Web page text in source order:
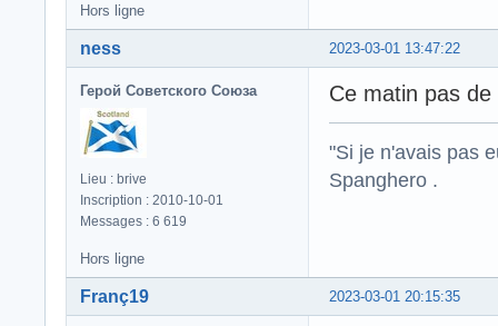
Hors ligne
2023-03-01 13:47:22
ness
Герой Советского Союза
Lieu : brive
Inscription : 2010-10-01
Messages : 6 619
Ce matin pas
"Si je n'avais pas
Spanghero .
Hors ligne
2023-03-01 20:15:35
Franç19